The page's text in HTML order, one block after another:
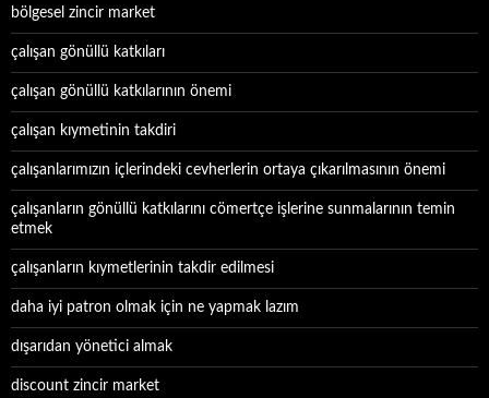
bölgesel zincir market
çalışan gönüllü katkıları
çalışan gönüllü katkılarının önemi
çalışan kıymetinin takdiri
çalışanlarımızın içlerindeki cevherlerin ortaya çıkarılmasının önemi
çalışanların gönüllü katkılarını cömertçe işlerine sunmalarının temin
etmek
çalışanların kıymetlerinin takdir edilmesi
daha iyi patron olmak için ne yapmak lazım
dışarıdan yönetici almak
discount zincir market